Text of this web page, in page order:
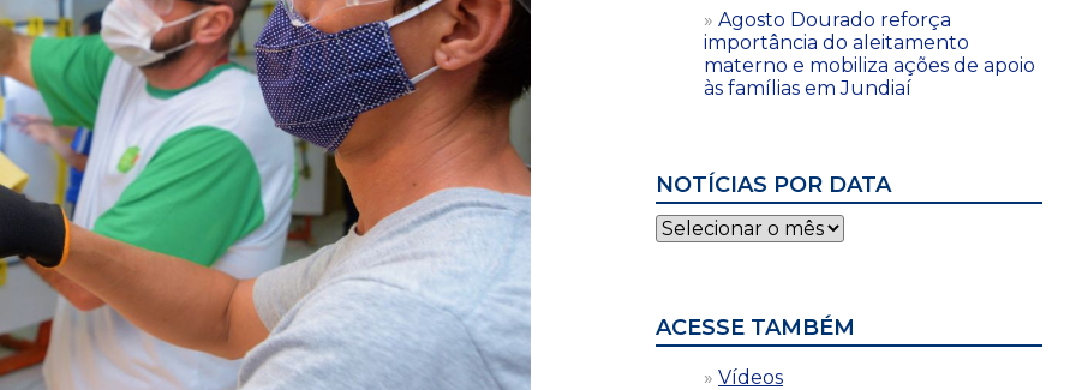
Agosto Dourado reforça
importância do aleitamento
materno e mobiliza ações de apoio
às famílias em Jundiaí
NOTÍCIAS POR DATA
Notícias
por
ACESSE TAMBÉM
Vídeos